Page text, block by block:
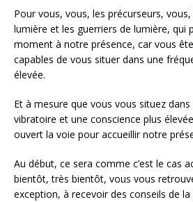
Pour vous, vous, les précurseurs,
lumière et les guerriers de lumière, qui
moment à notre présence, car vous
capables de vous situer dans une
élevée.
Et à mesure que vous vous situez
vibratoire et une conscience plus
ouvert la voie pour accueillir notre
Au début, ce sera comme c’est le cas
bientôt, très bientôt, vous vous
exception, à recevoir des conseils de